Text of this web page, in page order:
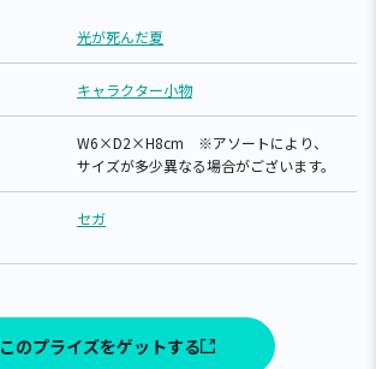
光が死んだ夏
キャラクター小物
W6×D2×H8cm ※アソートにより、
サイズが多少異なる場合がございます。
セガ
このプライズをゲットする